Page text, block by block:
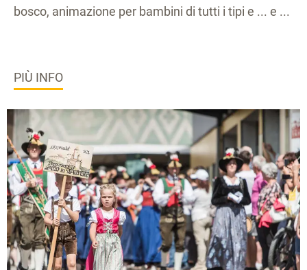
bosco, animazione per bambini di tutti i tipi e ... e ...
PIÙ INFO